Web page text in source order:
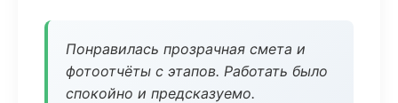
Понравилась прозрачная смета и
фотоотчёты с этапов. Работать было
спокойно и предсказуемо.